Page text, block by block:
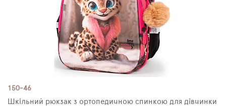
150-46
Шкільний рюкзак з ортопедичною спинкою для дівчинки